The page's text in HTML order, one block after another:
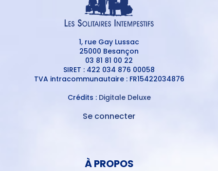
1, rue Gay Lussac
25000 Besançon
03 81 81 00 22
SIRET : 422 034 876 00058
TVA intracommunautaire : FR15422034876
Crédits : Digitale Deluxe
Se connecter
À PROPOS